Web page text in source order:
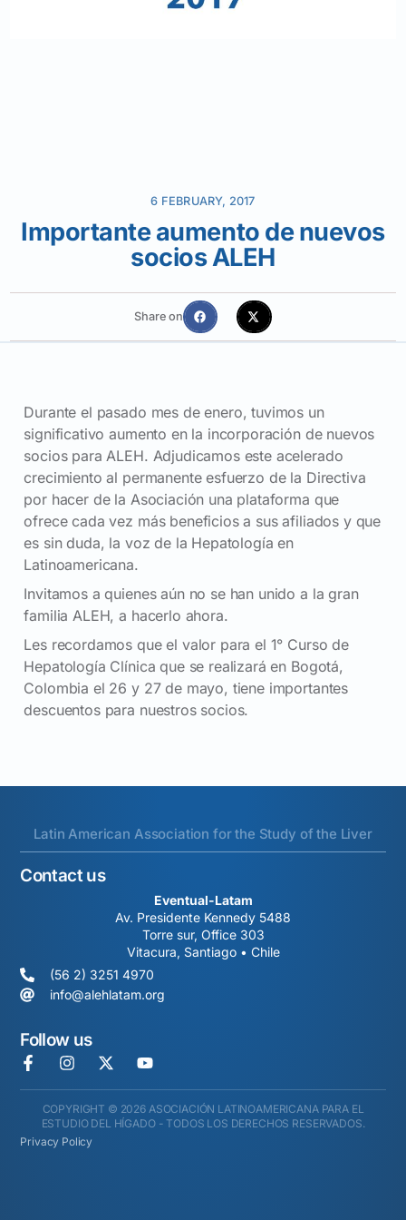
6 FEBRUARY, 2017
Importante aumento de nuevos
socios ALEH
Share on
Durante el pasado mes de enero, tuvimos un
significativo aumento en la incorporación de nuevos
socios para ALEH. Adjudicamos este acelerado
crecimiento al permanente esfuerzo de la Directiva
por hacer de la Asociación una plataforma que
ofrece cada vez más beneficios a sus afiliados y que
es sin duda, la voz de la Hepatología en
Latinoamericana.
Invitamos a quienes aún no se han unido a la gran
familia ALEH, a hacerlo ahora.
Les recordamos que el valor para el 1° Curso de
Hepatología Clínica que se realizará en Bogotá,
Colombia el 26 y 27 de mayo, tiene importantes
descuentos para nuestros socios.
Latin American Association for the Study of the Liver
Contact us
Eventual-Latam
Av. Presidente Kennedy 5488
Torre sur, Office 303
Vitacura, Santiago • Chile
(56 2) 3251 4970
info@alehlatam.org
Follow us
COPYRIGHT © 2026 ASOCIACIÓN LATINOAMERICANA PARA EL
ESTUDIO DEL HÍGADO - TODOS LOS DERECHOS RESERVADOS.
Privacy Policy